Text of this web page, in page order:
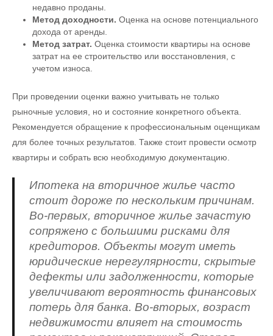
недавно проданы.
Метод доходности. Оценка на основе потенциального
дохода от аренды.
Метод затрат. Оценка стоимости квартиры на основе
затрат на ее строительство или восстановления, с
учетом износа.
При проведении оценки важно учитывать не только
рыночные условия, но и состояние конкретного объекта.
Рекомендуется обращение к профессиональным оценщикам
для более точных результатов. Также стоит провести осмотр
квартиры и собрать всю необходимую документацию.
Ипотека на вторичное жилье часто
стоит дороже по нескольким причинам.
Во-первых, вторичное жилье зачастую
сопряжено с большими рисками для
кредиторов. Объекты могут иметь
юридические нерегулярности, скрытые
дефекты или задолженности, которые
увеличивают вероятность финансовых
потерь для банка. Во-вторых, возраст
недвижимости влияет на стоимость